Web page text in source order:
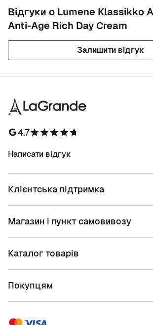
Відгуки о Lumene Klassikko
Anti-Age Rich Day Cream
Залишити відгук
4.7
Написати відгук
Клієнтська підтримка
Магазин і пункт самовивозу
Каталог товарів
Покупцям